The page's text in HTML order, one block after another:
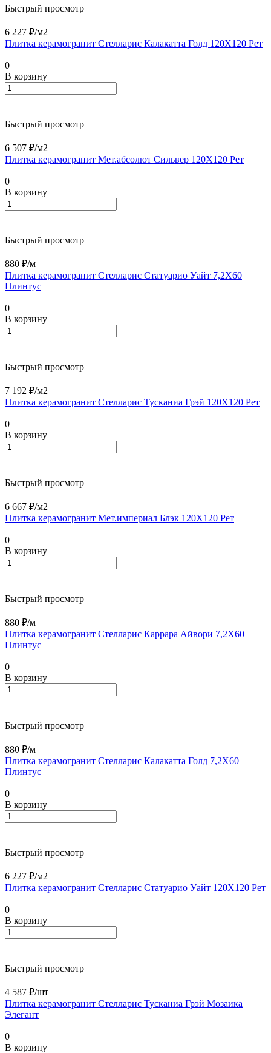
Быстрый просмотр
6 227 ₽/м2
Плитка керамогранит Стелларис Калакатта Голд 120X120 Рет
0
В корзину
Быстрый просмотр
6 507 ₽/м2
Плитка керамогранит Мет.абсолют Сильвер 120X120 Рет
0
В корзину
Быстрый просмотр
880 ₽/м
Плитка керамогранит Стелларис Статуарио Уайт 7,2X60
Плинтус
0
В корзину
Быстрый просмотр
7 192 ₽/м2
Плитка керамогранит Стелларис Тусканиа Грэй 120X120 Рет
0
В корзину
Быстрый просмотр
6 667 ₽/м2
Плитка керамогранит Мет.империал Блэк 120X120 Рет
0
В корзину
Быстрый просмотр
880 ₽/м
Плитка керамогранит Стелларис Каррара Айвори 7,2X60
Плинтус
0
В корзину
Быстрый просмотр
880 ₽/м
Плитка керамогранит Стелларис Калакатта Голд 7,2X60
Плинтус
0
В корзину
Быстрый просмотр
6 227 ₽/м2
Плитка керамогранит Стелларис Статуарио Уайт 120X120 Рет
0
В корзину
Быстрый просмотр
4 587 ₽/шт
Плитка керамогранит Стелларис Тусканиа Грэй Мозаика
Элегант
0
В корзину